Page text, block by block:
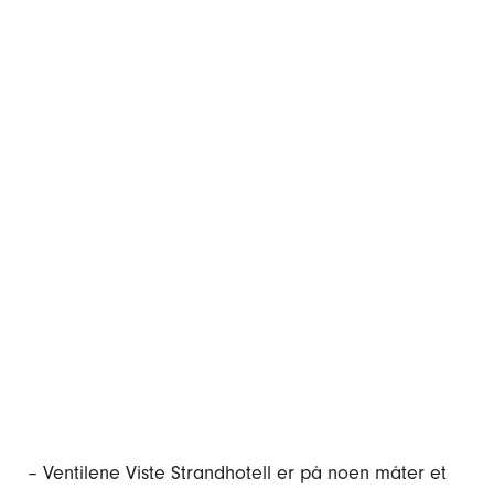
– Ventilene Viste Strandhotell er på noen måter et